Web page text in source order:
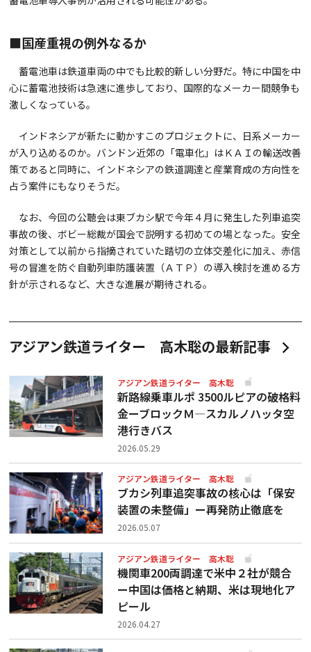
■国産重視の例外なるか
蓄電池車は鉄道車両の中でも比較的新しい分野だ。特に中国を中
心に蓄電池技術は急速に進歩しており、国際的なメーカー間競争も
激しくなっている。
インドネシアが新たに動かすこのプロジェクトに、日系メーカー
が入り込めるのか。バンドン近郊の「電車化」はＫＡＩの輸送改善
策であると同時に、インドネシアの鉄道調達と産業育成の方向性を
占う案件にもなりそうだ。
なお、今回の公聴会は東ブカシ駅で今年４月に発生した列車追突
事故の後、ボビー総裁が国会で説明する初めての場となった。安全
対策として以前から指摘されていた踏切の立体交差化に加え、赤信
号の冒進を防ぐ自動列車防護装置（ＡＴＰ）の導入検討を進める方
針が示されるなど、大きな進展が期待される。
アジアン鉄道ライター 高木聡の最新記事
アジアン鉄道ライター 高木聡
新路線乗車ルポ 3500ルピアの破格料
金ーブロックＭ―スカルノハッタ空
港行きバス
2026.05.29
アジアン鉄道ライター 高木聡
ブカシ列車追突事故の核心は「保安
装置の未整備」ー再発防止徹底を
2026.05.07
アジアン鉄道ライター 高木聡
機関車200両調達で米中２社が競合
ー中国は価格と納期、米は現地化ア
ピール
2026.04.27